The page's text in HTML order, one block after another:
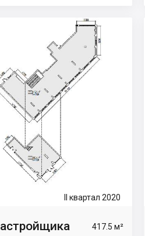
II квартал 2020
417.5 м²